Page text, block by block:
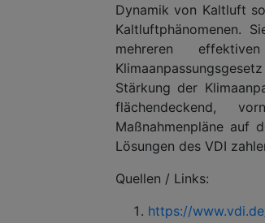
Dynamik von Kaltluft
Kaltluftphänomenen.
mehreren
Stärkung der
flächendeckend,
Maßnahmenpläne auf
Lösungen des VDI
Quellen / Links:
https://